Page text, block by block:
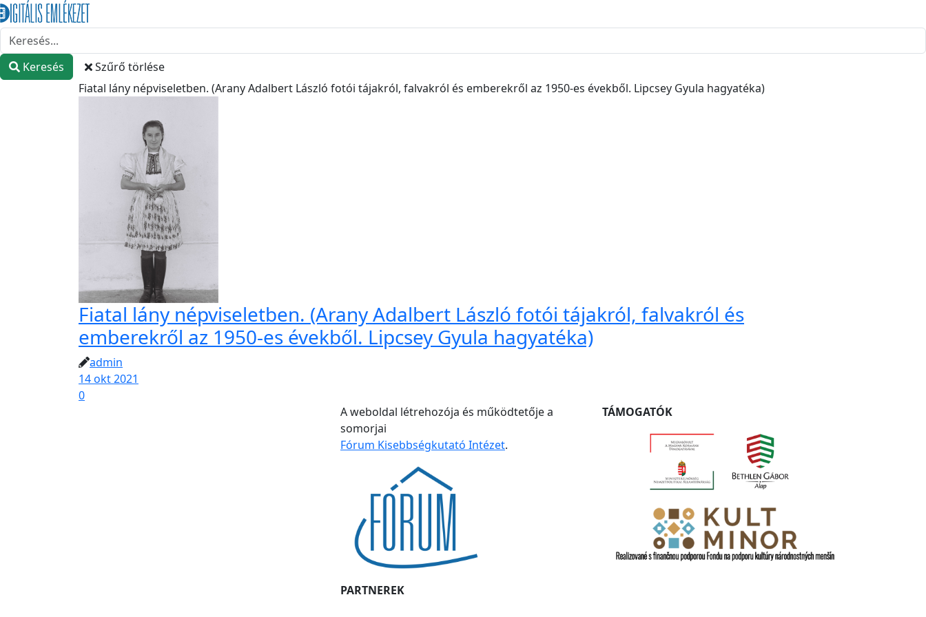
Keresés
Szűrő törlése
Fiatal lány népviseletben. (Arany Adalbert László fotói tájakról, falvakról és emberekről az 1950-es évekből. Lipcsey Gyula hagyatéka)
Fiatal lány népviseletben. (Arany Adalbert László fotói tájakról, falvakról és
emberekről az 1950-es évekből. Lipcsey Gyula hagyatéka)
admin
14 okt 2021
0
A weboldal létrehozója és működtetője a
somorjai
Fórum Kisebbségkutató Intézet.
PARTNEREK
TÁMOGATÓK